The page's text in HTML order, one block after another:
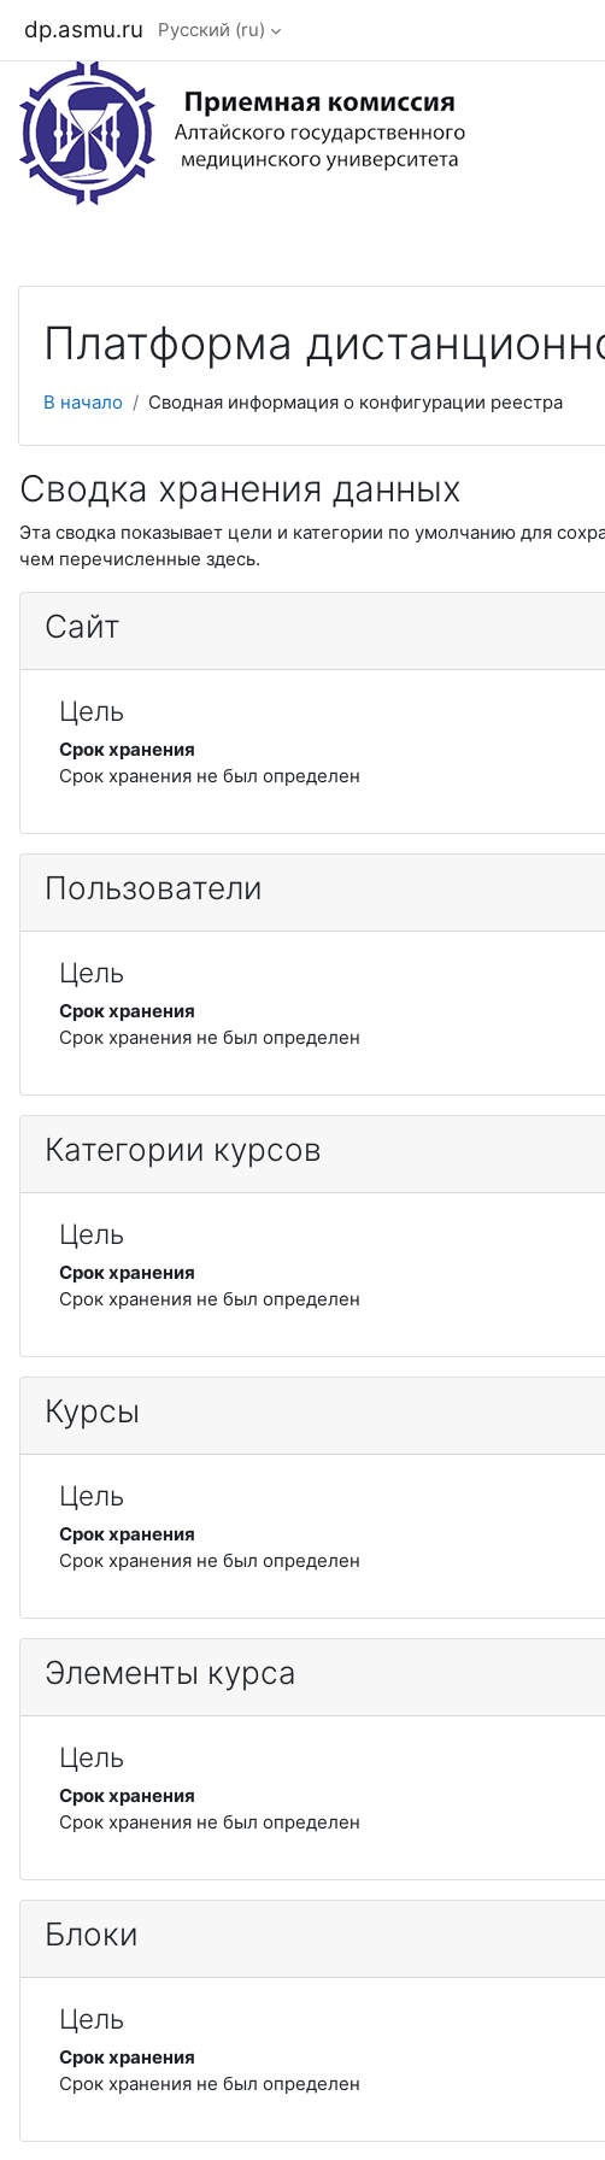
dp.asmu.ru Русский ‎(ru)‎
Платформа
В начало Сводная информация о конфигурации реестра
Сводка хранения данных
Эта сводка показывает цели и категории по умолчанию для
чем перечисленные здесь.
Сайт
Цель
Срок хранения
Срок хранения не был определен
Пользователи
Цель
Срок хранения
Срок хранения не был определен
Категории курсов
Цель
Срок хранения
Срок хранения не был определен
Курсы
Цель
Срок хранения
Срок хранения не был определен
Элементы курса
Цель
Срок хранения
Срок хранения не был определен
Блоки
Цель
Срок хранения
Срок хранения не был определен